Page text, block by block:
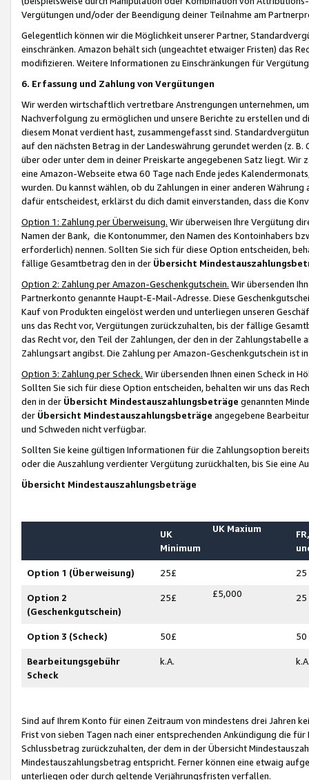
Vergütungen und/oder der Beendigung deiner Teilnahme am
Gelegentlich können wir die Möglichkeit unserer Partner,
einschränken. Amazon behält sich (ungeachtet etwaiger Fristen) das
modifizieren. Weitere Informationen zu Einschränkungen für
6. Erfassung und Zahlung von Vergütungen
Wir werden wirtschaftlich vertretbare Anstrengungen unternehmen,
Nachverfolgung zu ermöglichen und unsere Berichte zu erstellen und
diesem Monat verdient hast, zusammengefasst sind.
auf den nächsten Betrag in der Landeswährung gerundet werden (z.
über oder unter dem in deiner Preiskarte angegebenen Satz liegt.
eine Amazon-Webseite etwa 60 Tage nach Ende jedes
wurden. Du kannst wählen, ob du Zahlungen in einer anderen
dafür entscheidest, erklärst du dich damit einverstanden, dass die
Option 1: Zahlung per Überweisung. Wir überweisen Ihre Vergütung
Namen der Bank, die Kontonummer, den Namen des Kontoinhabers
erforderlich) nennen. Sollten Sie sich für diese Option entscheiden,
fällige Gesamtbetrag den in der Übersicht
Option 2: Zahlung per Amazon-Geschenkgutschein. Wir übersenden
Partnerkonto genannte Haupt-E-Mail-Adresse. Diese
Kauf von Produkten eingelöst werden und unterliegen unseren
uns das Recht vor, Vergütungen zurückzuhalten, bis der fällige
das Recht vor, den Teil der Zahlungen, der den in der
Zahlungsart angibst. Die Zahlung per Amazon-Geschenkgutschein ist
Option 3: Zahlung per Scheck. Wir übersenden Ihnen einen Scheck in
Sollten Sie sich für diese Option entscheiden, behalten wir uns das
den in der Übersicht Mindestauszahlungsbeträge genannten
der Übersicht Mindestauszahlungsbeträge angegebene
und Schweden nicht verfügbar.
Sollten Sie keine gültigen Informationen für die Zahlungsoption
oder die Auszahlung verdienter Vergütung zurückhalten, bis Sie
Übersicht Mindestauszahlungsbeträge
UK
Minimum
UK Maxium
Option 1 (Überweisung) 25£ 25
Option 2
(Geschenkgutschein)
25£ £5,000 25
Option 3 (Scheck) 50£ 50
Bearbeitungsgebühr
Scheck
k.A.
Sind auf Ihrem Konto für einen Zeitraum von mindestens drei Jahren
Frist von sieben Tagen nach einer entsprechenden Ankündigung die
Schlussbetrag zurückzuhalten, der dem in der Übersicht
Mindestauszahlungsbetrag entspricht. Ferner können eine etwaig
unterliegen oder durch geltende Verjährungsfristen verfallen.